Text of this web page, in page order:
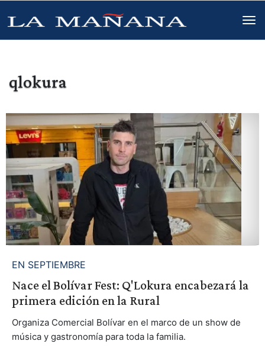
qlokura
EN SEPTIEMBRE
Nace el Bolívar Fest: Q'Lokura encabezará la
primera edición en la Rural
Organiza Comercial Bolívar en el marco de un show de
música y gastronomía para toda la familia.